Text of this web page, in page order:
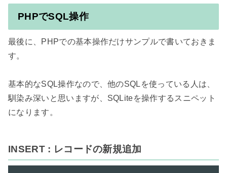
PHPでSQL操作
最後に、PHPでの基本操作だけサンプルで書いておきま
す。
基本的なSQL操作なので、他のSQLを使っている人は、
馴染み深いと思いますが、SQLiteを操作するスニペット
になります。
INSERT : レコードの新規追加